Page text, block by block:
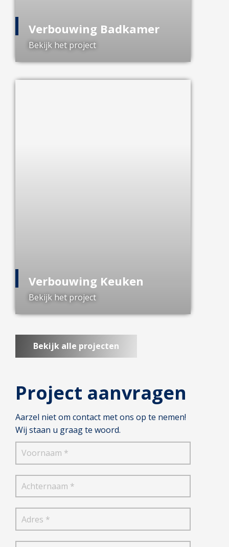
Project aanvragen
Aarzel niet om contact met ons op te nemen!
Wij staan u graag te woord.
Verbouwing Badkamer
Bekijk het project
Verbouwing Keuken
Bekijk het project
Bekijk alle projecten